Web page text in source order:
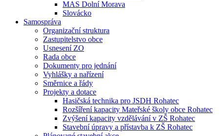
MAS Dolní Morava
Slovácko
Samospráva
Organizační struktura
Zastupitelstvo obce
Usnesení ZO
Rada obce
Dokumenty pro jednání
Vyhlášky a nařízení
Směrnice a řády
Projekty a dotace
Hasičská technika pro JSDH Rohatec
Rozšíření kapacity Mateřské školy obce Rohatec
Zvýšení kapacity vzdělávání v ZŠ Rohatec
Stavební úpravy a přístavba k ZŠ Rohatec